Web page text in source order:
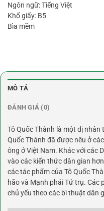
Ngôn ngữ: Tiếng Việt
Khổ giấy: B5
Bìa mềm
MÔ TẢ
ĐÁNH GIÁ (0)
Tô Quốc Thành là một dị nhân
Quốc Thánh đã được nêu ở
ông ở Việt Nam. Khác với các
vào các kiến thức dân gian
các tác phẩm của Tô Quốc
hão và Mạnh phải Tứ trụ. Các
chủ yếu theo các bì thuật dân